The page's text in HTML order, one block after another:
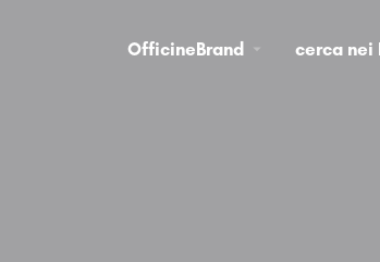
OfficineBrand cerca nei